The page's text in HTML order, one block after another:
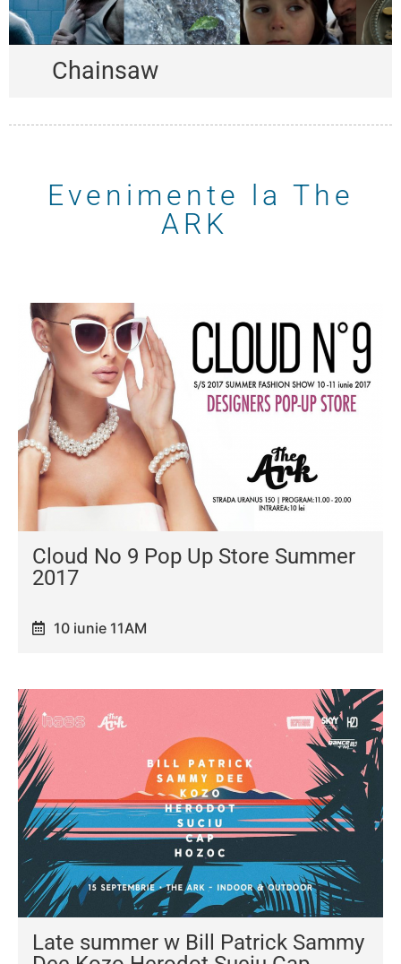
Chainsaw
Evenimente la The
ARK
Cloud No 9 Pop Up Store Summer
2017
10 iunie 11AM
Late summer w Bill Patrick Sammy